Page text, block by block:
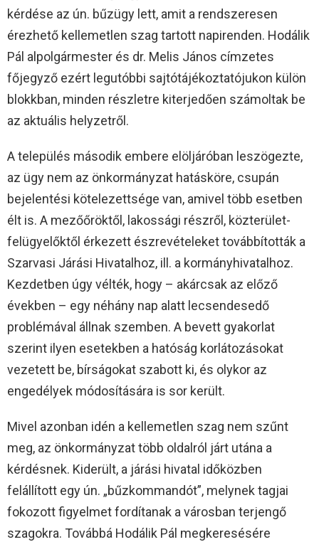
kérdése az ún. bűzügy lett, amit a rendszeresen
érezhető kellemetlen szag tartott napirenden. Hodálik
Pál alpolgármester és dr. Melis János címzetes
főjegyző ezért legutóbbi sajtótájékoztatójukon külön
blokkban, minden részletre kiterjedően számoltak be
az aktuális helyzetről.
A település második embere elöljáróban leszögezte,
az ügy nem az önkormányzat hatásköre, csupán
bejelentési kötelezettsége van, amivel több esetben
élt is. A mezőőröktől, lakossági részről, közterület-
felügyelőktől érkezett észrevételeket továbbították a
Szarvasi Járási Hivatalhoz, ill. a kormányhivatalhoz.
Kezdetben úgy vélték, hogy – akárcsak az előző
években – egy néhány nap alatt lecsendesedő
problémával állnak szemben. A bevett gyakorlat
szerint ilyen esetekben a hatóság korlátozásokat
vezetett be, bírságokat szabott ki, és olykor az
engedélyek módosítására is sor került.
Mivel azonban idén a kellemetlen szag nem szűnt
meg, az önkormányzat több oldalról járt utána a
kérdésnek. Kiderült, a járási hivatal időközben
felállított egy ún. „bűzkommandót”, melynek tagjai
fokozott figyelmet fordítanak a városban terjengő
szagokra. Továbbá Hodálik Pál megkeresésére